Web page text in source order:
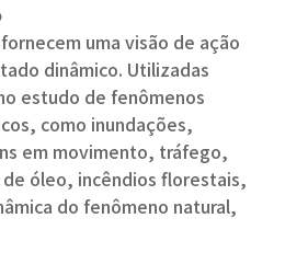
uma visão de ação
dinâmico. Utilizadas
estudo de fenômenos
como inundações,
em movimento, tráfego,
óleo, incêndios florestais,
do fenômeno natural,